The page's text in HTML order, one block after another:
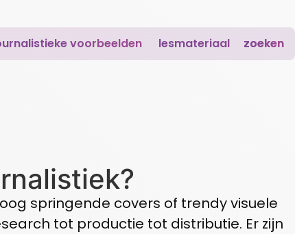
voorbeelden lesmateriaal zoeken
springende covers of trendy visuele
tot productie tot distributie. Er zijn